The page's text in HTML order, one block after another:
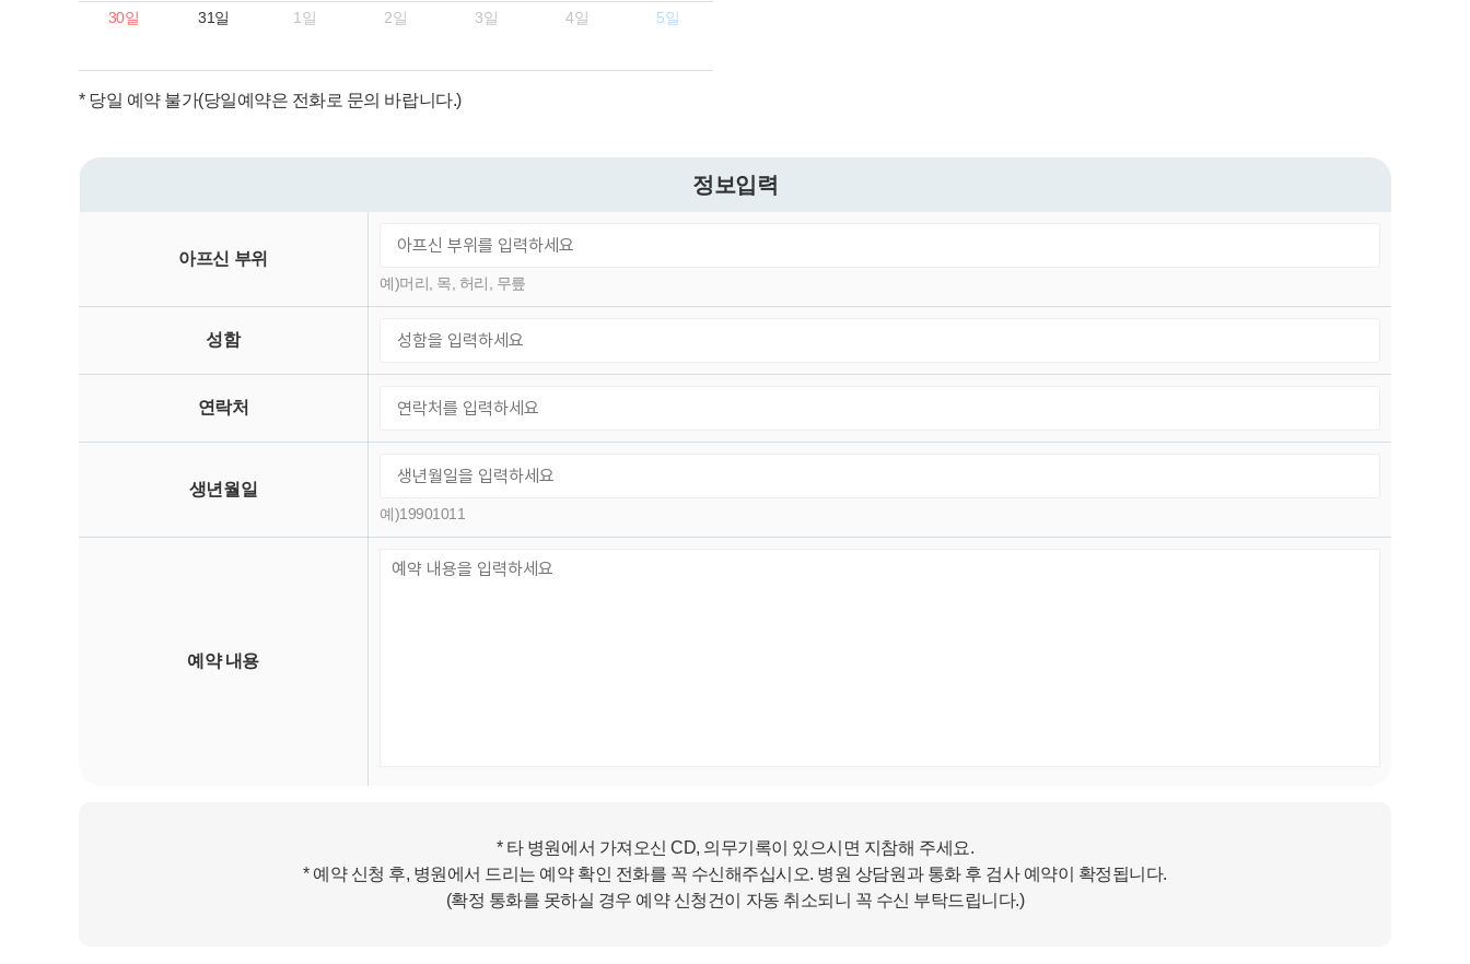
30일 31일 1일 2일 3일 4일 5일
* 당일 예약 불가(당일예약은 전화로 문의 바랍니다.)
정보입력
아프신 부위
예)머리, 목, 허리, 무릎
성함
연락처
생년 월일
예)19901011
예약내용
* 타 병원에서 가져오신 CD, 의무기록이 있으시면 지참해 주세요.
* 예약 신청 후, 병원에서 드리는 예약 확인 전화를 꼭 수신해주십시오. 병원 상담원과 통화 후 검사 예약이 확정됩니다.
(확정 통화를 못하실 경우 예약 신청건이 자동 취소되니 꼭 수신 부탁드립니다.)
- 수집항목: 이름, 연락처, 이메일, 나이, 성별, 연령, 지역, 관심
- 홈페이지, 온라인상담, 전화상담, 카카오톡상담, 실시간상
담, 상담신청, 서면양식, 팩스, 전화, 게시판, 이메일
되어 수집될 수 있습니다.
- IP Address, 쿠키, 방문 일시, 서비스 이용 기록, 불량 이용 기
록
■ 개인정보의 수집 및 이용목적
연세바로척병원에서는 개인정보를 다음의 목적이외의 용도
로는 이용하지 않으며 이용 목적이 변경될 경우에는 동의를
1. 서비스 제공
- 예약정보: 진료 예약 및 예약조회 등 기타 서비스 이용에 따
른 본인 확인 절차에 이용
3. 신규 서비스 개발 및 마케팅, 광고에의 활용
- 신규 서비스 개발 및 맞춤 서비스 제공, 이벤트 및 광고성 정